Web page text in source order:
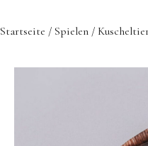
Startseite / Spielen /